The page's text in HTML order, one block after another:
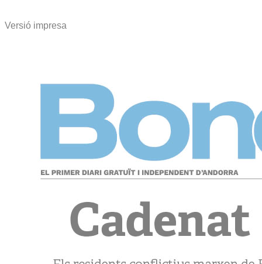
Versió impresa